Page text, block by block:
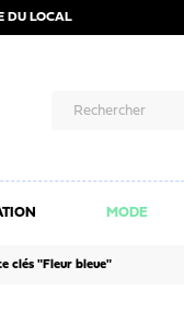
DU LOCAL
MODE
clés "Fleur bleue"